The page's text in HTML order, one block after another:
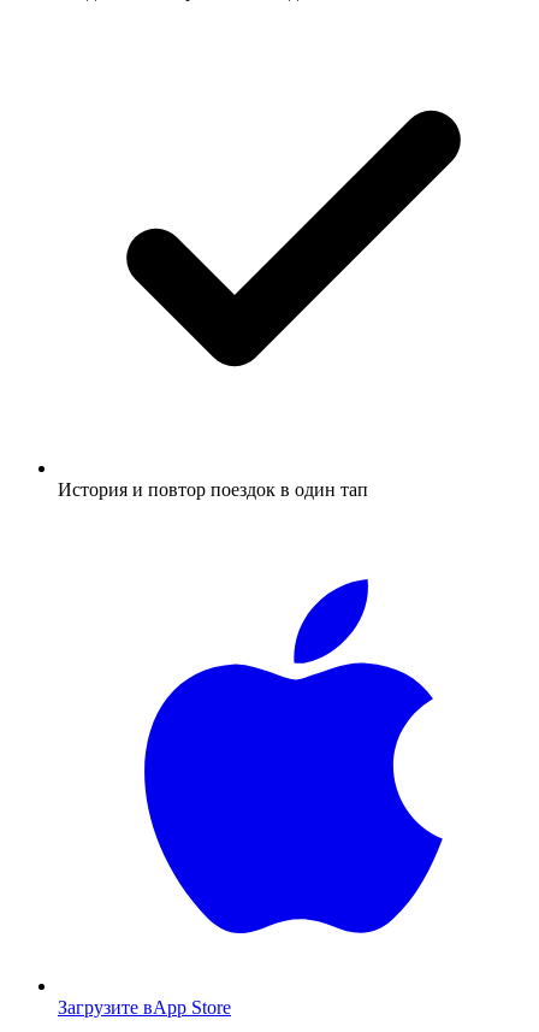
История и повтор поездок в один тап
Загрузите вApp Store